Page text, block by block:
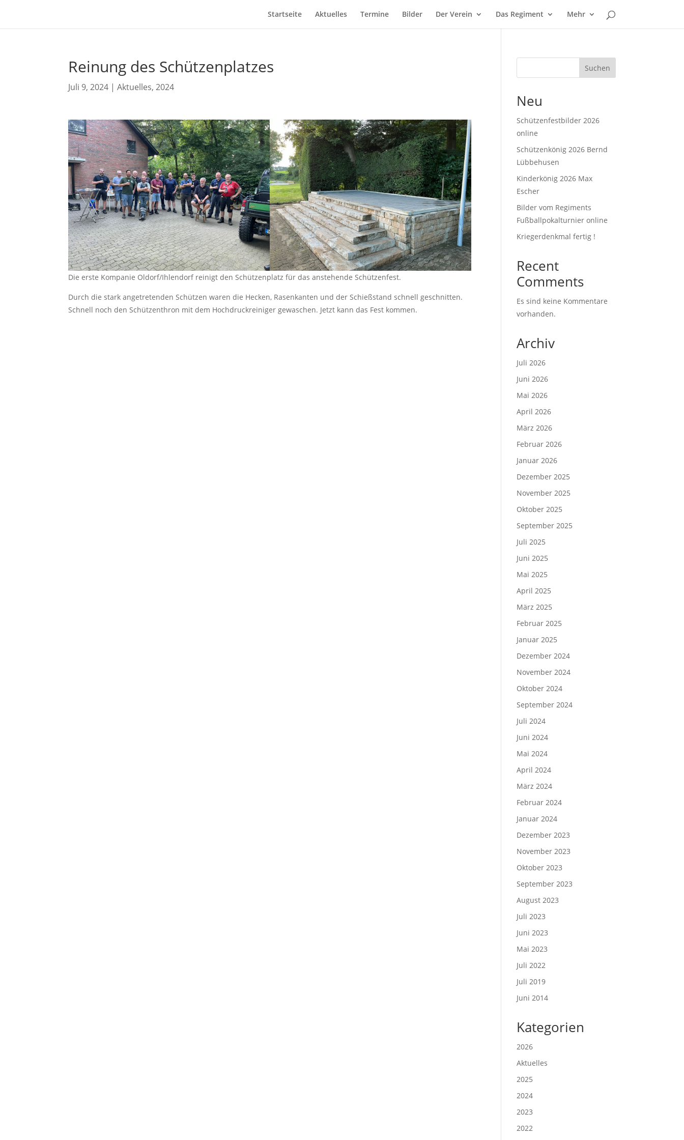
Startseite Aktuelles Termine Bilder Der Verein Das Regiment Mehr
Reinung des Schützenplatzes
Juli 9, 2024 |Aktuelles,2024
Die erste Kompanie Oldorf/Ihlendorf reinigt den Schützenplatz für das anstehende Schützenfest.
Durch die stark angetretenden Schützen waren die Hecken, Rasenkanten und der Schießstand schnell geschnitten.
Schnell noch den Schützenthron mit dem Hochdruckreiniger gewaschen. Jetzt kann das Fest kommen.
Suchen
Neu
Schützenfestbilder 2026
online
Schützenkönig 2026 Bernd
Lübbehusen
Kinderkönig 2026 Max
Escher
Bilder vom Regiments
Fußballpokalturnier online
Kriegerdenkmal fertig !
Recent
Comments
Es sind keine Kommentare
vorhanden.
Archiv
Juli 2026
Juni 2026
Mai 2026
April 2026
März 2026
Februar 2026
Januar 2026
Dezember 2025
November 2025
Oktober 2025
September 2025
Juli 2025
Juni 2025
Mai 2025
April 2025
März 2025
Februar 2025
Januar 2025
Dezember 2024
November 2024
Oktober 2024
September 2024
Juli 2024
Juni 2024
Mai 2024
April 2024
März 2024
Februar 2024
Januar 2024
Dezember 2023
November 2023
Oktober 2023
September 2023
August 2023
Juli 2023
Juni 2023
Mai 2023
Juli 2022
Juli 2019
Juni 2014
Kategorien
2026
Aktuelles
2025
2024
2023
2022